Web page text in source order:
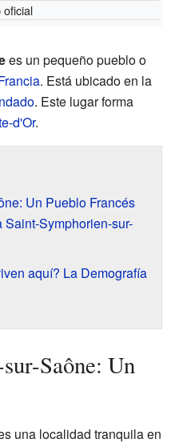
oficial
es un pequeño pueblo o
. Está ubicado en la
. Este lugar forma
d'Or.
Un Pueblo Francés
Symphorien-sur-
aquí? La Demografía
Saône: Un
una localidad tranquila en